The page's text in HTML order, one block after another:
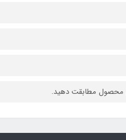
محصول مطابقت دهید.